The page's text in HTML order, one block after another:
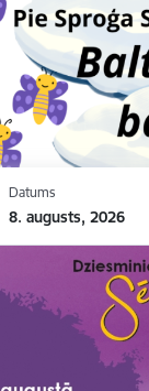
Datums
8. augusts, 2026